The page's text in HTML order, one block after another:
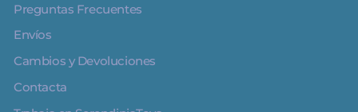
Preguntas Frecuentes
Envíos
Cambios y Devoluciones
Contacta